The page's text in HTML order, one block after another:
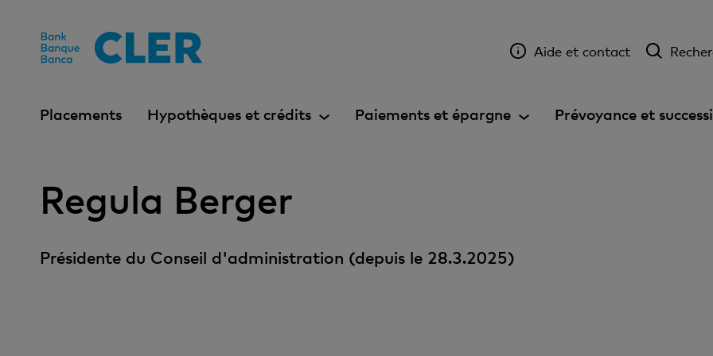
Aide et contact
Placements Hypothèques et crédits Paiements et épargne Prévoyance et
Regula Berger
Présidente du Conseil d'administration (depuis le 28.3.2025)